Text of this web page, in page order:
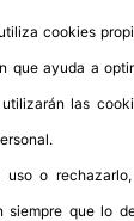
PREMIUM
No
No
utiliza cookies
que ayuda a
las
o
siempre que lo